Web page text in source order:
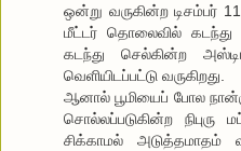
ஒன்று வருகின்ற டிசம்பர்
மீட்டர் தொலைவில் கடந்து
கடந்து செல்கின்ற
வெளியிடப்பட்டு வருகிறது.
ஆனால் பூமியைப் போல
சொல்லப்படுகின்ற நிபுரு
சிக்காமல் அடுத்தமாதம்